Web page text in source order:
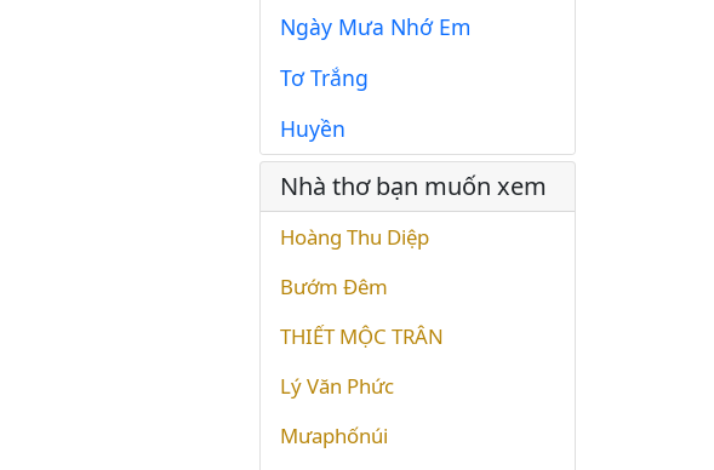
Ngày Mưa Nhớ Em
Tơ Trắng
Huyền
Nhà thơ bạn muốn xem
Hoàng Thu Diệp
Bướm Đêm
THIẾT MỘC TRÂN
Lý Văn Phức
Mưaphốnúi